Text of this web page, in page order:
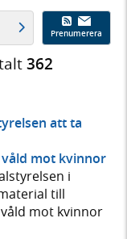
Prenumerera
362
att ta
mot kvinnor
i
till
mot kvinnor